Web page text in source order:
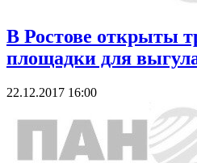
В Ростове открыты
площадки для
22.12.2017 16:00